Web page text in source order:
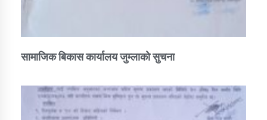
सामाजिक बिकास कार्यालय जुम्लाकाे सुचना